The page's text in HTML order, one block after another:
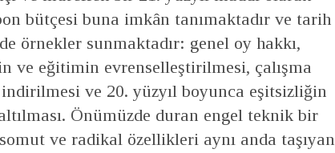
bütçesi buna imkân tanımaktadır ve tarih
örnekler sunmaktadır: genel oy hakkı,
ve eğitimin evrenselleştirilmesi, çalışma
ve 20. yüzyıl boyunca eşitsizliğin
Önümüzde duran engel teknik bir
ve radikal özellikleri aynı anda taşıyan